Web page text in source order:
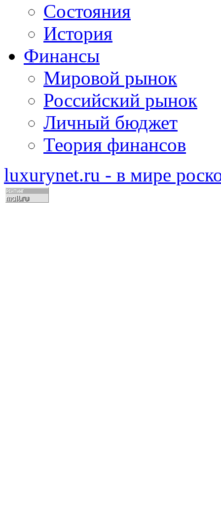
Состояния
История
Финансы
Мировой рынок
Российский рынок
Личный бюджет
Теория финансов
luxurynet.ru - в мире